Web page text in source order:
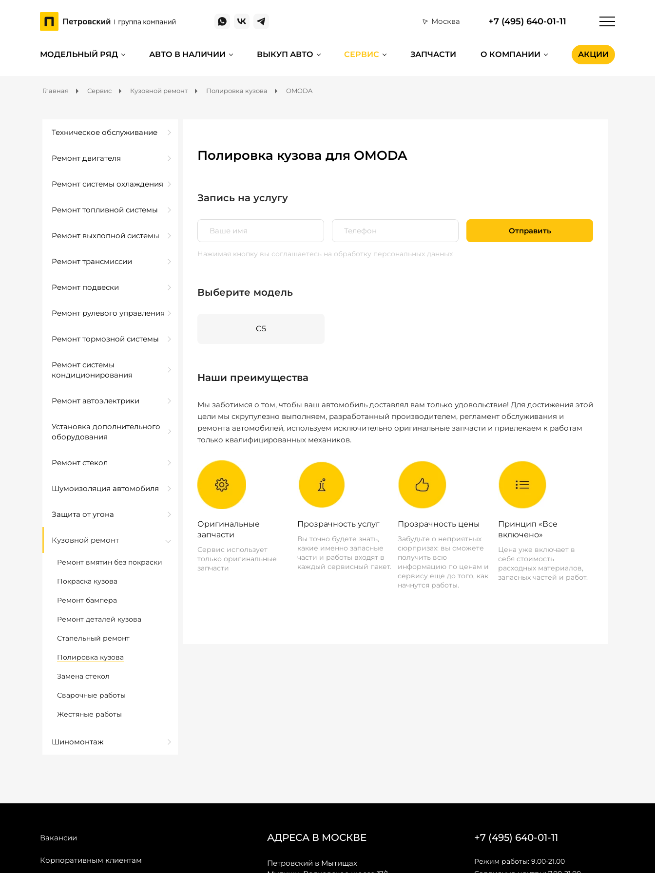
Москва +7 (495) 640-01-11
МОДЕЛЬНЫЙ РЯД АВТО В НАЛИЧИИ ВЫКУП АВТО СЕРВИС ЗАПЧАСТИ О КОМПАНИИ АКЦИИ
Главная Сервис Кузовной ремонт Полировка кузова OMODA
Техническое обслуживание
Ремонт двигателя
Ремонт системы охлаждения
Ремонт топливной системы
Ремонт выхлопной системы
Ремонт трансмиссии
Ремонт подвески
Ремонт рулевого управления
Ремонт тормозной системы
Ремонт системы
кондиционирования
Ремонт автоэлектрики
Установка дополнительного
оборудования
Ремонт стекол
Шумоизоляция автомобиля
Защита от угона
Кузовной ремонт
Ремонт вмятин без покраски
Покраска кузова
Ремонт бампера
Ремонт деталей кузова
Стапельный ремонт
Полировка кузова
Замена стекол
Сварочные работы
Жестяные работы
Шиномонтаж
Полировка кузова для OMODA
Запись на услугу
Отправить
Нажимая кнопку вы соглашаетесь на обработку персональных данных
Выберите модель
C5
Наши преимущества
Мы заботимся о том, чтобы ваш автомобиль доставлял вам только удовольствие! Для достижения этой
цели мы скрупулезно выполняем, разработанный производителем, регламент обслуживания и
ремонта автомобилей, используем исключительно оригинальные запчасти и привлекаем к работам
только квалифицированных механиков.
Оригинальные
запчасти
Сервис использует
только оригинальные
запчасти
Прозрачность услуг
Вы точно будете знать,
какие именно запасные
части и работы входят в
каждый сервисный пакет.
Прозрачность цены
Забудьте о неприятных
сюрпризах: вы сможете
получить всю
информацию по ценам и
сервису еще до того, как
начнутся работы.
Принцип «Все
включено»
Цена уже включает в
себя стоимость
расходных материалов,
запасных частей и работ.
Вакансии
Корпоративным клиентам
АДРЕСА В МОСКВЕ
Петровский в Мытищах
+7 (495) 640-01-11
Режим работы: 9.00-21.00